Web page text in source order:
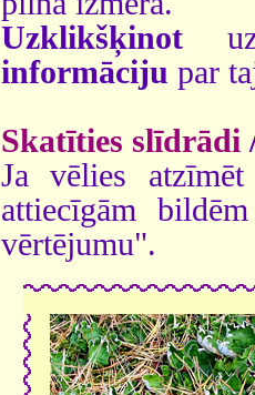
Uzklikšķinot
informāciju par
Skatīties slīdrādi
Ja vēlies
attiecīgām
vērtējumu".